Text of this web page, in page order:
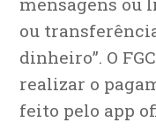
ou
dinheiro”. O
realizar o
feito pelo app